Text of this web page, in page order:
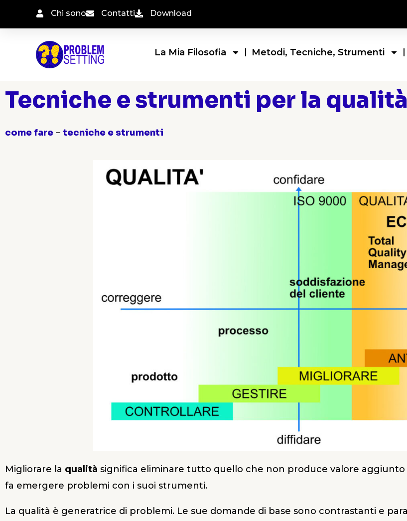
contenuto
Chi sono Contatti Download
La Mia Filosofia Metodi, Tecniche, Strumenti
Tecniche e strumenti per la qualità
come fare – tecniche e strumenti
Migliorare la qualità significa eliminare tutto quello che non produce valore aggiunto
fa emergere problemi con i suoi strumenti.
La qualità è generatrice di problemi. Le sue domande di base sono contrastanti e